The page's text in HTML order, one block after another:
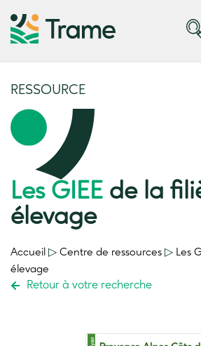
RESSOURCE
Les GIEE de la
élevage
Accueil ▷ Centre de ressources ▷ Les
élevage
Retour à votre recherche